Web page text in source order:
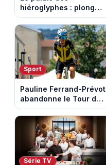
hiéroglyphes : plongez
dans la tombe
égyptienne qui fascine
les archéologues
Sport
Pauline Ferrand-Prévot
abandonne le Tour de
France Femmes avant
la 8e étape
Série TV